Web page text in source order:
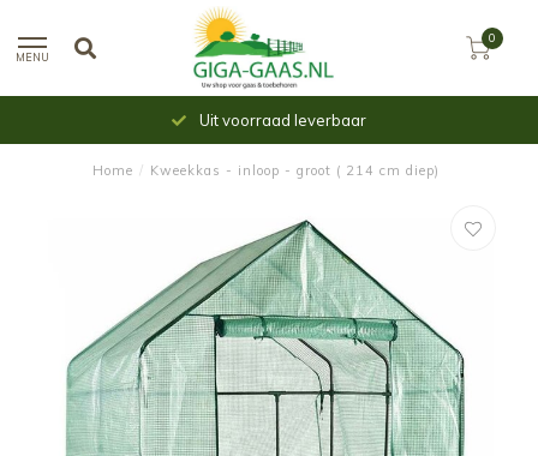
MENU
0
Uit voorraad leverbaar
Home / Kweekkas - inloop - groot ( 214 cm diep)